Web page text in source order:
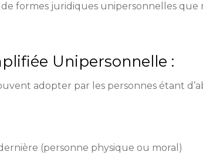
formes juridiques unipersonnelles que
Unipersonnelle :
adopter par les personnes étant
(personne physique ou moral)